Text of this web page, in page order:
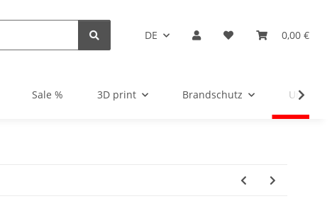
DE 0,00 €
Sale % 3D print Brandschutz